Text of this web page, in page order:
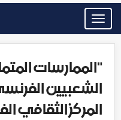
Toggle
navigation
"الممارسات
الشعبيين
المركز الثقافي